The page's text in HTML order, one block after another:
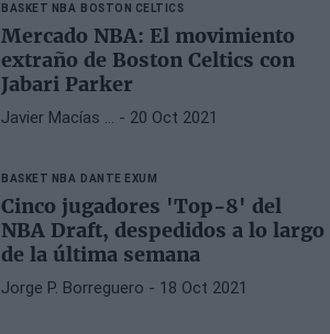
BASKET NBA BOSTON CELTICS
Mercado NBA: El movimiento
extraño de Boston Celtics con
Jabari Parker
Javier Macías … - 20 Oct 2021
BASKET NBA DANTE EXUM
Cinco jugadores 'Top-8' del
NBA Draft, despedidos a lo largo
de la última semana
Jorge P. Borreguero - 18 Oct 2021